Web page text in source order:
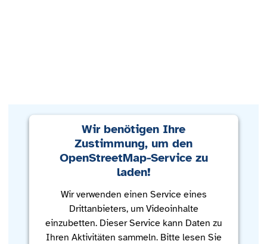
Wir benötigen Ihre
Zustimmung, um den
OpenStreetMap-Service zu
laden!
Wir verwenden einen Service eines
Drittanbieters, um Videoinhalte
einzubetten. Dieser Service kann Daten zu
Ihren Aktivitäten sammeln. Bitte lesen Sie